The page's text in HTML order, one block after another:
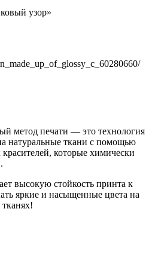
узор»
метод печати — это технология
натуральные ткани с помощью
которые химически
высокую стойкость принта к
яркие и насыщенные цвета на